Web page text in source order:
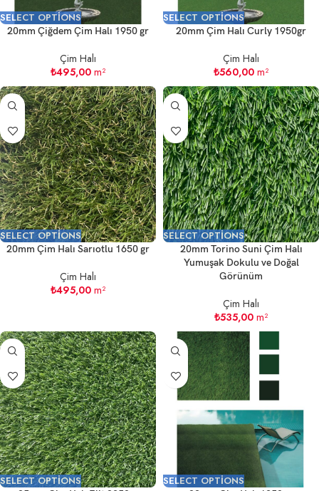
SELECT OPTIONS
20mm Çiğdem Çim Halı 1950 gr
Çim Halı
₺495,00 m²
SELECT OPTIONS
20mm Çim Halı Curly 1950gr
Çim Halı
₺560,00 m²
SELECT OPTIONS
20mm Çim Halı Sarıotlu 1650 gr
Çim Halı
₺495,00 m²
SELECT OPTIONS
20mm Torino Suni Çim Halı
Yumuşak Dokulu ve Doğal
Görünüm
Çim Halı
₺535,00 m²
SELECT OPTIONS SELECT OPTIONS